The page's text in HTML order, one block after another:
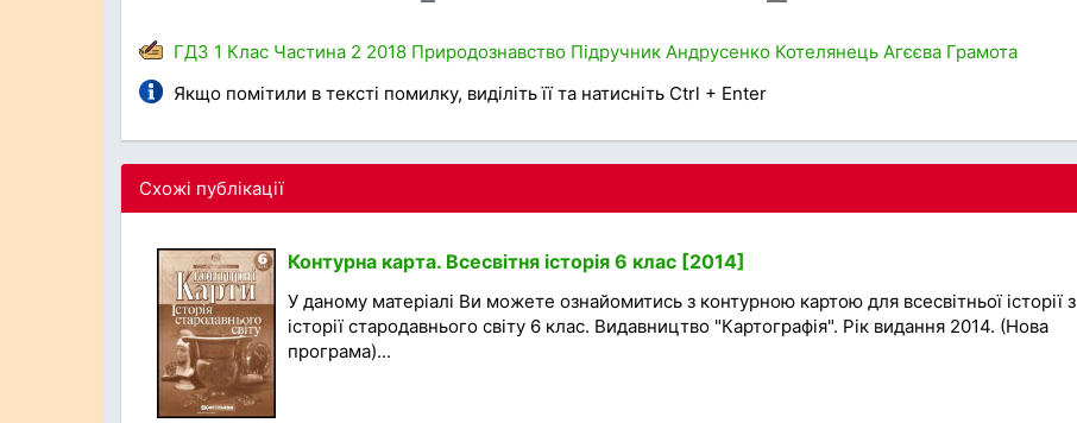
ГДЗ 1 Клас Частина 2 2018 Природознавство Підручник Андрусенко Котелянець Агєєва Грамота
Якщо помітили в тексті помилку, виділіть її та натисніть Ctrl + Enter
Схожі публікації
Контурна карта. Всесвітня історія 6 клас [2014]
У даному матеріалі Ви можете ознайомитись з контурною картою для всесвітньої історії з
історії стародавнього світу 6 клас. Видавництво "Картографія". Рік видання 2014. (Нова
програма)...